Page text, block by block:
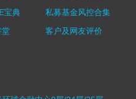
宝典
私募基金风控合集
堂
客户及网友评价